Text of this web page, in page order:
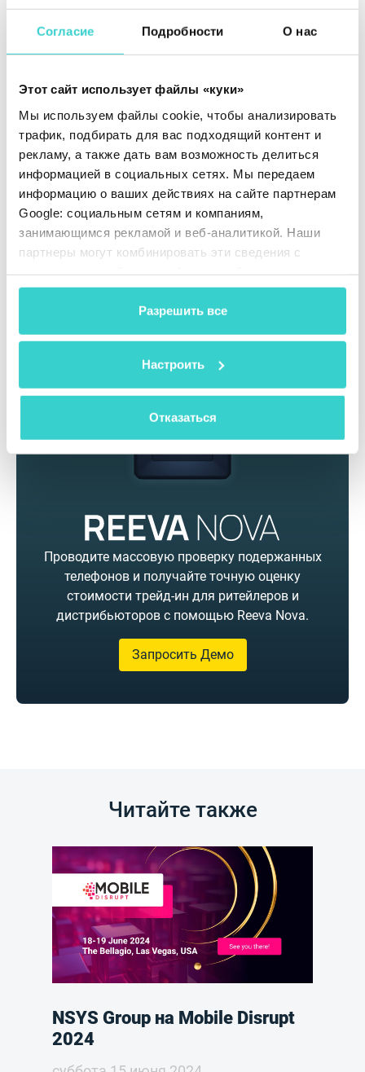
Согласие Подробности О нас
Этот сайт использует файлы «куки»
Мы используем файлы cookie, чтобы анализировать
трафик, подбирать для вас подходящий контент и
рекламу, а также дать вам возможность делиться
информацией в социальных сетях. Мы передаем
информацию о ваших действиях на сайте партнерам
Google: социальным сетям и компаниям,
занимающимся рекламой и веб-аналитикой. Наши
партнеры могут комбинировать эти сведения с
данными, которые они получили при использовании
Разрешить все
Настроить
Отказаться
Команда NSYS благодарит организаторов и
участников за эту познавательную выставку. До
встречи встречи на предстоящих мероприятиях!
Проводите массовую проверку подержанных
телефонов и получайте точную оценку
стоимости трейд-ин для ритейлеров и
дистрибьюторов с помощью Reeva Nova.
Запросить Демо
Читайте также
NSYS Group на Mobile Disrupt
2024